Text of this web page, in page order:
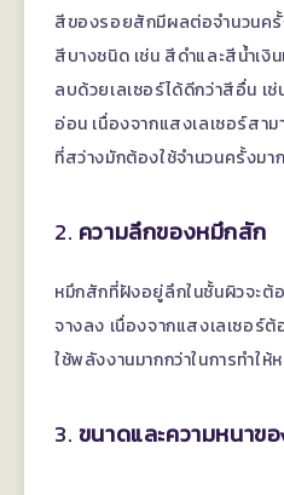
สีของรอยสักมีผลต่อจำนวนครั้
สีบางชนิด เช่น สีดำและสีน้ำเ
ลบด้วยเลเซอร์ได้ดีกว่าสีอื่น เ
อ่อน เนื่องจากแสงเลเซอร์สา
ที่สว่างมักต้องใช้จำนวนครั้งมา
2. ความลึกของหมึกสัก
หมึกสักที่ฝังอยู่ลึกในชั้นผิวจะต้อ
จางลง เนื่องจากแสงเลเซอร์
ใช้พลังงานมากกว่าในการทำใ
3. ขนาดและความหนาข